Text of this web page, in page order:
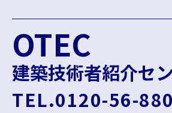
OTEC
建築技術者紹介セ
TEL.0120-56-